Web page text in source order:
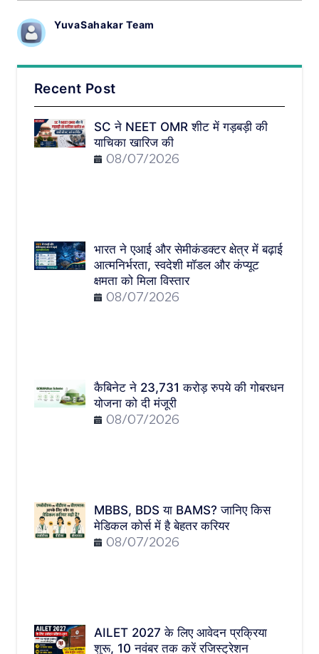
YuvaSahakar Team
Recent Post
SC ने NEET OMR शीट में गड़बड़ी की
याचिका खारिज की
08/07/2026
भारत ने एआई और सेमीकंडक्टर क्षेत्र में बढ़ाई
आत्मनिर्भरता, स्वदेशी मॉडल और कंप्यूट
क्षमता को मिला विस्तार
08/07/2026
कैबिनेट ने 23,731 करोड़ रुपये की गोबरधन
योजना को दी मंजूरी
08/07/2026
MBBS, BDS या BAMS? जानिए किस
मेडिकल कोर्स में है बेहतर करियर
08/07/2026
AILET 2027 के लिए आवेदन प्रक्रिया
शुरू, 10 नवंबर तक करें रजिस्ट्रेशन